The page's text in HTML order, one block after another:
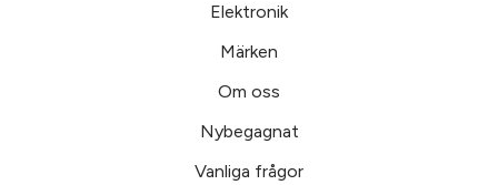
Elektronik
Märken
Om oss
Nybegagnat
Vanliga frågor